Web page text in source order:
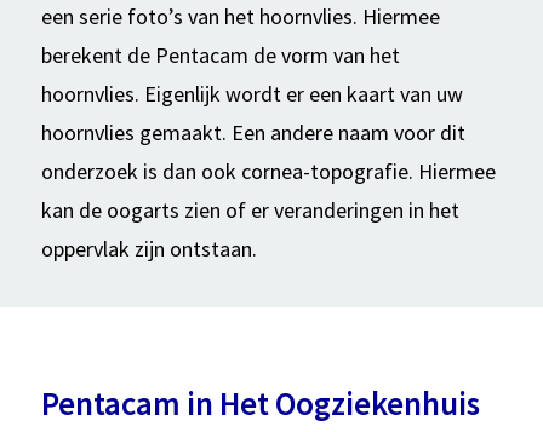
een serie foto’s van het hoornvlies. Hiermee
berekent de Pentacam de vorm van het
hoornvlies. Eigenlijk wordt er een kaart van uw
hoornvlies gemaakt. Een andere naam voor dit
onderzoek is dan ook cornea-topografie. Hiermee
kan de oogarts zien of er veranderingen in het
oppervlak zijn ontstaan.
Pentacam in Het Oogziekenhuis